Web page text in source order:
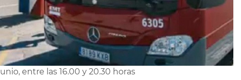
entre las 16.00 y 20.30 horas